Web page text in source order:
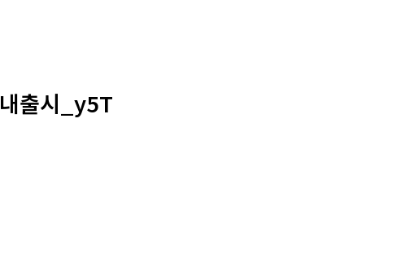
출시_y5T